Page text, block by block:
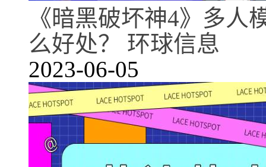
《暗黑破坏神4》多人
么好处？ 环球信息
2023-06-05